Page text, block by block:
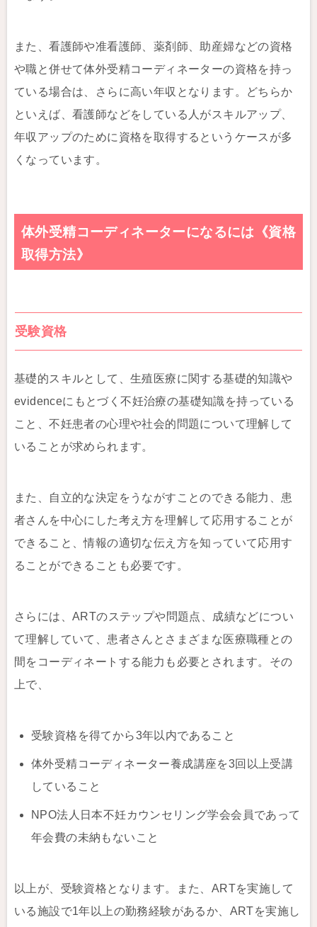
また、看護師や准看護師、薬剤師、助産婦などの資格
や職と併せて体外受精コーディネーターの資格を持っ
ている場合は、さらに高い年収となります。どちらか
といえば、看護師などをしている人がスキルアップ、
年収アップのために資格を取得するというケースが多
くなっています。
体外受精コーディネーターになるには《資格
取得方法》
受験資格
基礎的スキルとして、生殖医療に関する基礎的知識や
evidenceにもとづく不妊治療の基礎知識を持っている
こと、不妊患者の心理や社会的問題について理解して
いることが求められます。
また、自立的な決定をうながすことのできる能力、患
者さんを中心にした考え方を理解して応用することが
できること、情報の適切な伝え方を知っていて応用す
ることができることも必要です。
さらには、ARTのステップや問題点、成績などについ
て理解していて、患者さんとさまざまな医療職種との
間をコーディネートする能力も必要とされます。その
上で、
受験資格を得てから3年以内であること
体外受精コーディネーター養成講座を3回以上受講
していること
NPO法人日本不妊カウンセリング学会会員であって
年会費の未納もないこと
以上が、受験資格となります。また、ARTを実施して
いる施設で1年以上の勤務経験があるか、ARTを実施し